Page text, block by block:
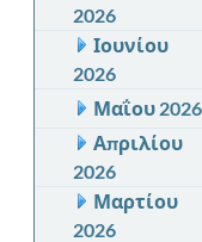
2026
Ιουνίου
2026
Μαΐου 2026
Απριλίου
2026
Μαρτίου
2026